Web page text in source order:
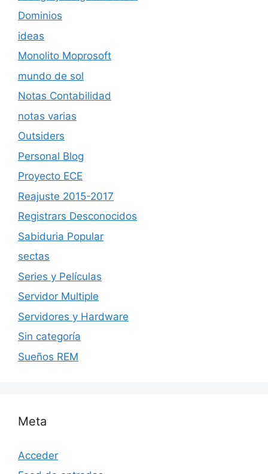
Dominios
ideas
Monolito Moprosoft
mundo de sol
Notas Contabilidad
notas varias
Outsiders
Personal Blog
Proyecto ECE
Reajuste 2015-2017
Registrars Desconocidos
Sabiduria Popular
sectas
Series y Películas
Servidor Multiple
Servidores y Hardware
Sin categoría
Sueños REM
Meta
Acceder